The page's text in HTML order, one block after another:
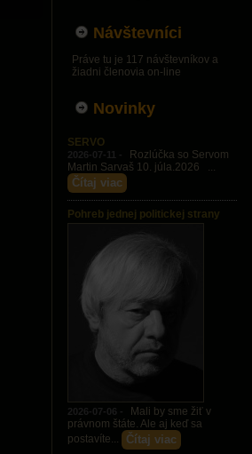
Návštevníci
Práve tu je 117 návštevníkov a
žiadni členovia on-line
Novinky
SERVO
2026-07-11 -
Rozlúčka so Servom
Martin Sarvaš 10. júla.2026 ...
Čítaj viac
Pohreb jednej politickej strany
2026-07-06 -
Mali by sme žiť v
právnom štáte. Ale aj keď sa
postavíte...
Čítaj viac